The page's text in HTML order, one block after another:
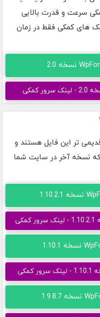
سرعت و قدرت بالایی
های کمکی فقط در زمان
تر این فایل هستند و
که نسخه آخر در سایت شما